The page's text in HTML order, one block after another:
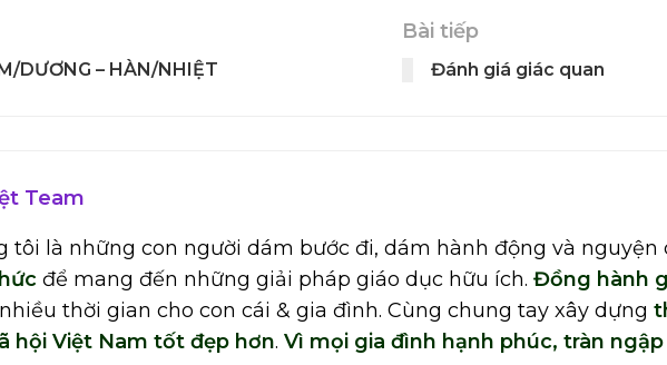
DƯƠNG – HÀN/NHIỆT
Bài tiếp
Đánh giá giác quan
Team
tôi là những con người dám bước đi, dám hành động và nguyện
để mang đến những giải pháp giáo dục hữu ích. Đồng hành
thời gian cho con cái & gia đình. Cùng chung tay xây dựng
hội Việt Nam tốt đẹp hơn. Vì mọi gia đình hạnh phúc, tràn